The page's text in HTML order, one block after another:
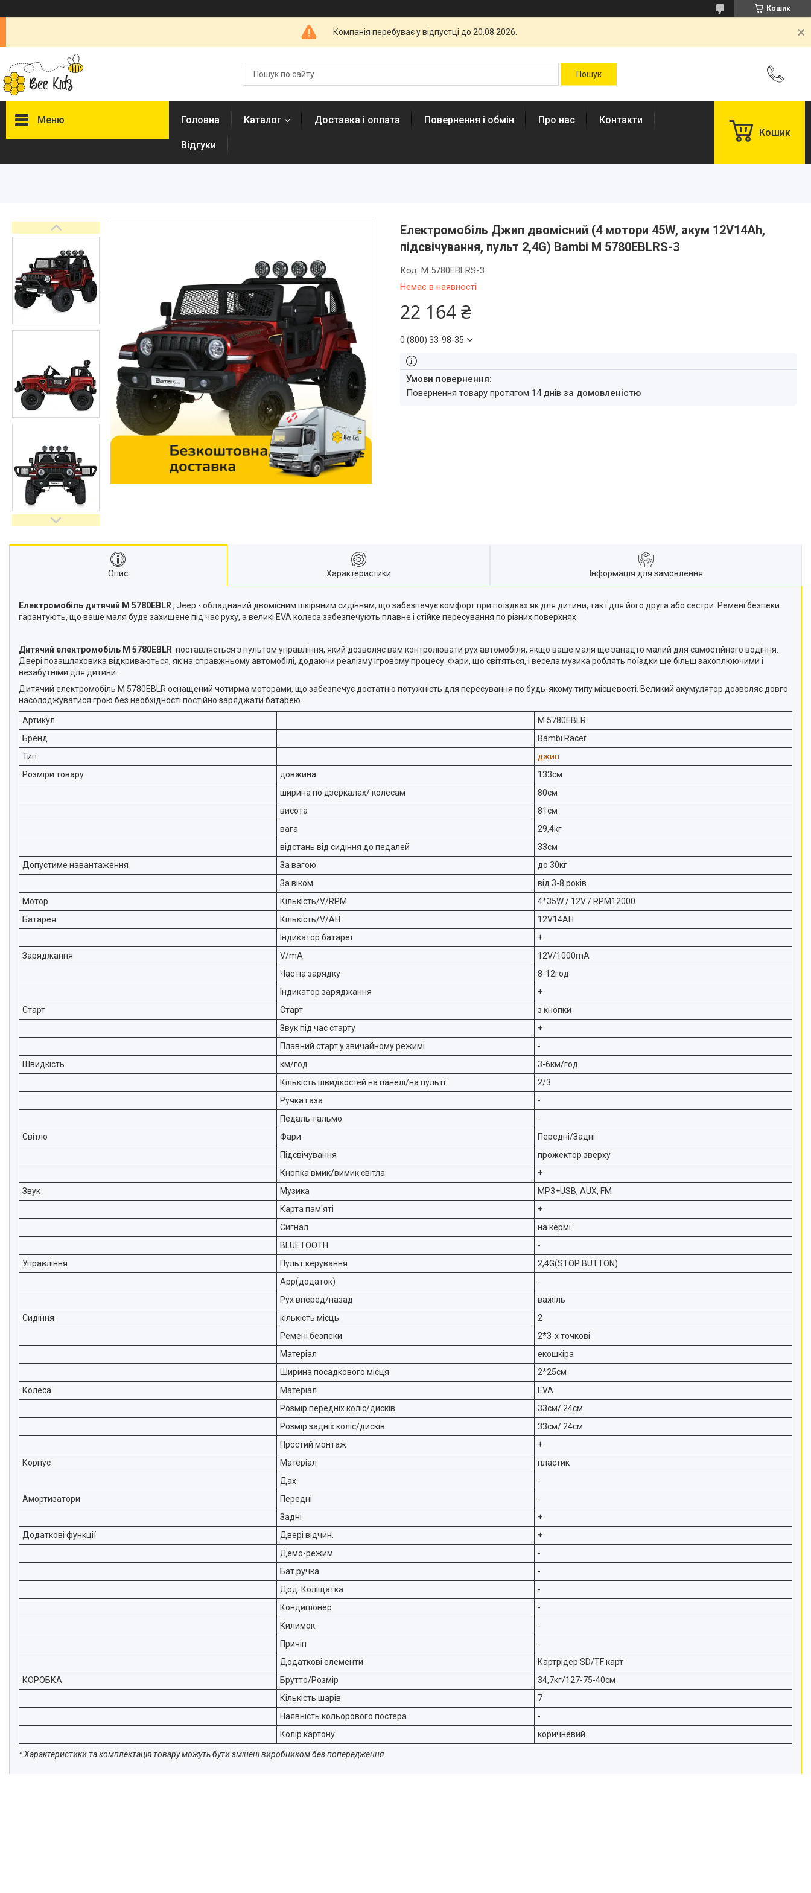
Кошик
Компанія перебуває у відпустці до 20.08.2026.
Меню
Документи
Відгуки
Контакти
Головна Каталог Доставка і оплата Повернення і обмін Про нас Контакти
Відгуки
Кошик
Електромобіль Джип двомісний (4 мотори 45W, акум 12V14Ah,
підсвічування, пульт 2,4G) Bambi M 5780EBLRS-3
Немає в наявності
Код: M 5780EBLRS-3
22 164 ₴
0 (800) 33-98-35
повернення товару протягом 14 днів за домовленістю
Опис Характеристики Інформація для замовлення
Електромобіль дитячий M 5780EBLR , Jeep - обладнаний двомісним шкіряним сидінням, що забезпечує комфорт при поїздках як для дитини, так і для його друга або сестри. Ремені безпеки
гарантують, що ваше маля буде захищене під час руху, а великі EVA колеса забезпечують плавне і стійке пересування по різних поверхнях.
Дитячий електромобіль M 5780EBLR поставляється з пультом управління, який дозволяє вам контролювати рух автомобіля, якщо ваше маля ще занадто малий для самостійного водіння.
Двері позашляховика відкриваються, як на справжньому автомобілі, додаючи реалізму ігровому процесу. Фари, що світяться, і весела музика роблять поїздки ще більш захоплюючими і
незабутніми для дитини.
Дитячий електромобіль M 5780EBLR оснащений чотирма моторами, що забезпечує достатню потужність для пересування по будь-якому типу місцевості. Великий акумулятор дозволяє довго
насолоджуватися грою без необхідності постійно заряджати батарею.
Артикул
M 5780EBLR
Бренд
Bambi Racer
Тип
джип
Розміри товару
довжина
133см
ширина по дзеркалах/ колесам
80см
висота
81см
вага
29,4кг
відстань від сидіння до педалей
33см
Допустиме навантаження
За вагою
до 30кг
За віком
від 3-8 років
Мотор
Кількість/V/RPM
4*35W / 12V / RPM12000
Батарея
Кількість/V/AH
12V14AH
Індикатор батареї
+
Заряджання
V/mA
12V/1000mA
Час на зарядку
8-12год
Індикатор заряджання
+
Старт
Старт
з кнопки
Звук під час старту
+
Плавний старт у звичайному режимі
-
Швидкість
км/год
3-6км/год
Кількість швидкостей на панелі/на пульті
2/3
Ручка газа
-
Педаль-гальмо
-
Світло
Фари
Передні/Задні
Підсвічування
прожектор зверху
Кнопка вмик/вимик світла
+
Звук
Музика
MP3+USB, AUX, FM
Карта пам'яті
+
Сигнал
на кермі
BLUETOOTH
-
Управління
Пульт керування
2,4G(STOP BUTTON)
App(додаток)
-
Рух вперед/назад
важіль
Сидіння
кількість місць
2
Ремені безпеки
2*3-х точкові
Матеріал
екошкіра
Ширина посадкового місця
2*25см
Колеса
Матеріал
EVA
Розмір передніх коліс/дисків
33см/ 24см
Розмір задніх коліс/дисків
33см/ 24см
Простий монтаж
+
Корпус
Матеріал
пластик
Дах
-
Амортизатори
Передні
-
Задні
+
Додаткові функції
Двері відчин.
+
Демо-режим
-
Бат.ручка
-
Дод. Коліщатка
-
Кондиціонер
-
Килимок
-
Причіп
-
Додаткові елементи
Картрідер SD/TF карт
КОРОБКА
Брутто/Розмір
34,7кг/127-75-40см
Кількість шарів
7
Наявність кольорового постера
-
Колір картону
коричневий
* Характеристики та комплектація товару можуть бути змінені виробником без попередження